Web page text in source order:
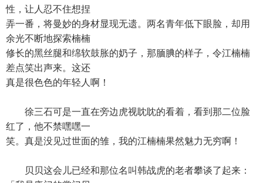
性，让人忍不住想捏
弄一番，将曼妙的身材显现无遗。两名青年低下眼脸，却用
余光不断地探索楠楠
修长的黑丝腿和绵软鼓胀的奶子，那腼腆的样子，令江楠楠
差点笑出声来。这还
真是很色色的年轻人啊！
徐三石可是一直在旁边虎视眈眈的看着，看到那二位脸
红了，他不禁嘿嘿一
笑。真是没见过世面的雏，我的江楠楠果然魅力无穷啊！
贝贝这会儿已经和那位名叫韩战虎的老者攀谈了起来：